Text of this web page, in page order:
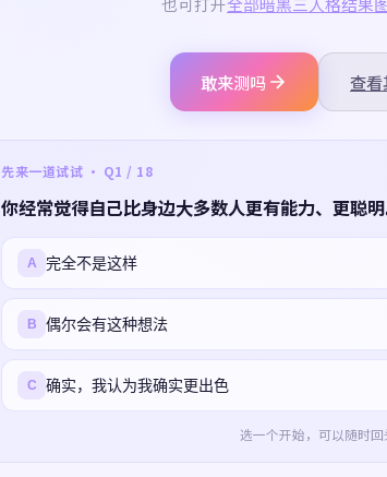
敢来测吗 查
先来一道试试 · Q1 / 18
你经常觉得自己比身边大多数人更有能力、更聪明
A 完全不是这样
B 偶尔会有这种想法
C 确实，我认为我确实更出色
选一个开始，可以随时回